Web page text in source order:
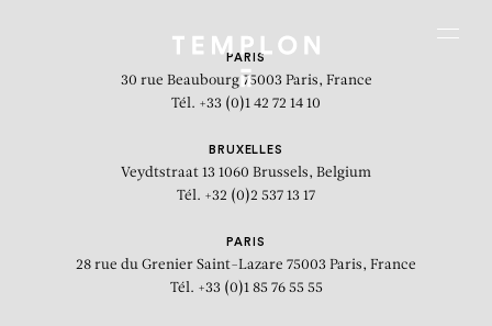
PARIS
30 rue Beaubourg 75003 Paris, France
Tél. +33 (0)1 42 72 14 10
BRUXELLES
Veydtstraat 13 1060 Brussels, Belgium
Tél. +32 (0)2 537 13 17
PARIS
28 rue du Grenier Saint-Lazare 75003 Paris, France
Tél. +33 (0)1 85 76 55 55